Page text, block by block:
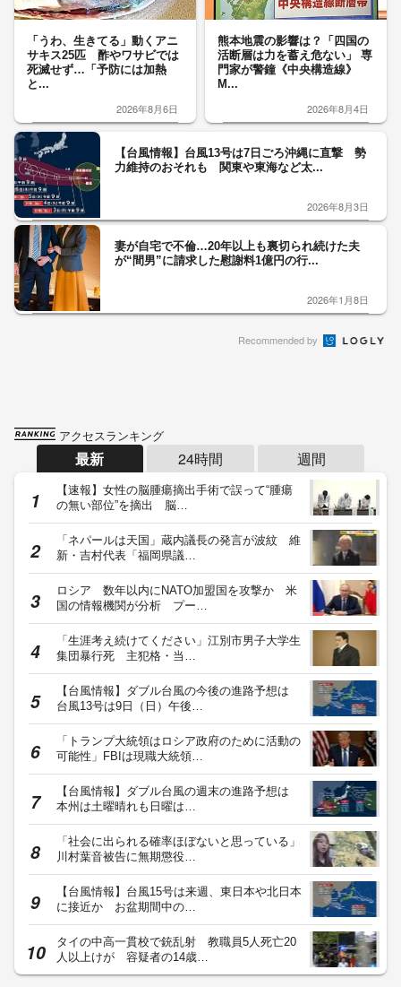
「うわ、生きてる」動くアニ
サキス25匹 酢やワサビでは
死滅せず…「予防には加熱
と...
2026年8月6日
熊本地震の影響は？「四国の
活断層は力を蓄え危ない」 専
門家が警鐘《中央構造線》
M...
2026年8月4日
【台風情報】台風13号は7日ごろ沖縄に直撃 勢
力維持のおそれも 関東や東海など太...
2026年8月3日
妻が自宅で不倫…20年以上も裏切られ続けた夫
が“間男”に請求した慰謝料1億円の行...
2026年1月8日
Recommended by
アクセスランキング
最新 24時間 週間
【速報】女性の脳腫瘍摘出手術で誤って“腫瘍
の無い部位”を摘出 脳…
「ネパールは天国」蔵内議長の発言が波紋 維
新・吉村代表「福岡県議…
ロシア 数年以内にNATO加盟国を攻撃か 米
国の情報機関が分析 プー…
「生涯考え続けてください」江別市男子大学生
集団暴行死 主犯格・当…
【台風情報】ダブル台風の今後の進路予想は
台風13号は9日（日）午後…
「トランプ大統領はロシア政府のために活動の
可能性」FBIは現職大統領…
【台風情報】ダブル台風の週末の進路予想は
本州は土曜晴れも日曜は…
「社会に出られる確率ほぼないと思っている」
川村葉音被告に無期懲役…
【台風情報】台風15号は来週、東日本や北日本
に接近か お盆期間中の…
タイの中高一貫校で銃乱射 教職員5人死亡20
人以上けが 容疑者の14歳…